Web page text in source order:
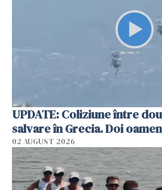
UPDATE: Coliziune între
salvare în Grecia. Doi
02 AUGUST 2026